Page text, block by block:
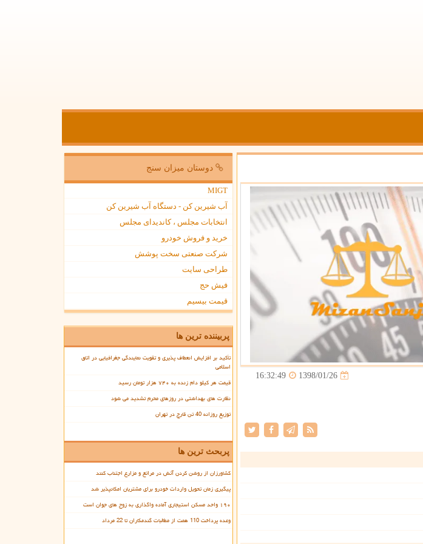
1398/01/26
16:32:49
دوستان میزان سنج
MIGT
آب شیرین کن - دستگاه آب شیرین کن
انتخابات مجلس ، کاندیدای مجلس
خرید و فروش خودرو
شرکت صنعتی سخت پوشش
طراحی سایت
فیش حج
قیمت بیسیم
پربیننده ترین ها
تأکید بر افزایش انعطاف پذیری و تقویت نمایندگی جغرافیایی در اتاق
اسلامی
قیمت هر کیلو دام زنده به ۷۴۰ هزار تومان رسید
نظارت های بهداشتی در روزهای محرم تشدید می شود
توزیع روزانه 40 تن قارچ در تهران
پربحث ترین ها
کشاورزان از روشن کردن آتش در مراتع و مزارع اجتناب کنند
پیگیری زمان تحویل واردات خودرو برای مشتریان امکانپذیر شد
۱۹۰ واحد مسکن استیجاری آماده واگذاری به زوج های جوان است
وعده پرداخت 110 همت از مطالبات گندمکاران تا 22 مرداد